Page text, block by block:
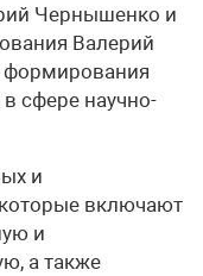
Чернышенко и
Валерий
формирования
сфере научно-
и
включают
и
а также